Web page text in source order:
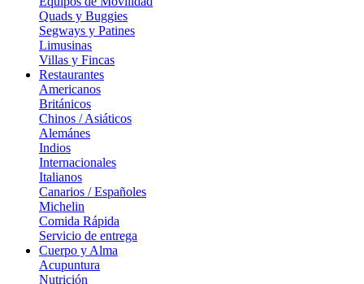
Quads y Buggies
Segways y Patines
Limusinas
Villas y Fincas
Restaurantes
Americanos
Británicos
Chinos / Asiáticos
Alemánes
Indios
Internacionales
Italianos
Canarios / Españoles
Michelin
Comida Rápida
Servicio de entrega
Cuerpo y Alma
Acupuntura
Nutrición